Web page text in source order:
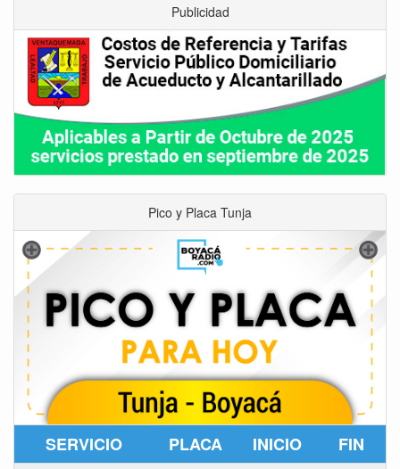
Publicidad
Pico y Placa Tunja
SERVICIO PLACA INICIO FIN